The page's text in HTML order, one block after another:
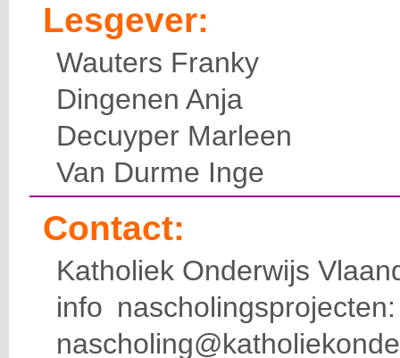
Lesgever:
Wauters Franky
Dingenen Anja
Decuyper Marleen
Van Durme Inge
Contact:
Katholiek Onderwijs
info